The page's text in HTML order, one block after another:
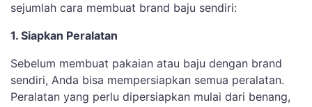
sejumlah cara membuat brand baju sendiri:
1. Siapkan Peralatan
Sebelum membuat pakaian atau baju dengan brand
sendiri, Anda bisa mempersiapkan semua peralatan.
Peralatan yang perlu dipersiapkan mulai dari benang,